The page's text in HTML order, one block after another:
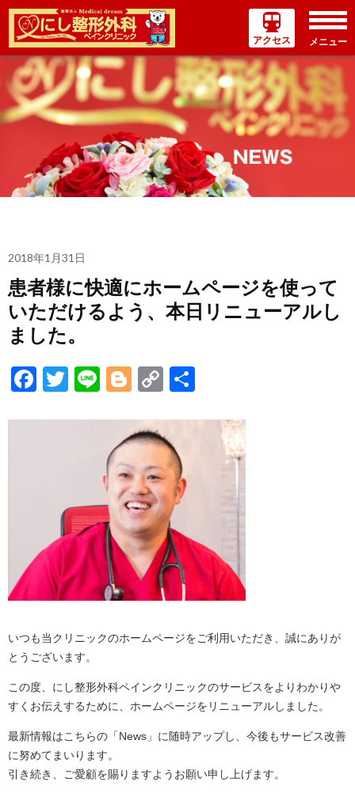
ン
ン
キ
アクセス メニュー
2018年1月31日
患者様に快適にホームページを使って
いただけるよう、本日リニューアルし
ました。
Facebook
Twitter
LineBlogger
Copy
いつも当クリニックのホームページをご利用いただき、誠にありが
とうございます。
この度、にし整形外科ペインクリニックのサービスをよりわかりや
すくお伝えするために、ホームページをリニューアルしました。
最新情報はこちらの「News」に随時アップし、今後もサービス改善
に努めてまいります。
引き続き、ご愛顧を賜りますようお願い申し上げます。